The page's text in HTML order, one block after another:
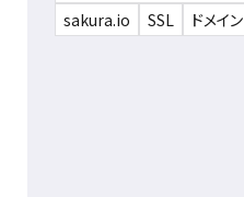
sakura.io
SSL ドメイン